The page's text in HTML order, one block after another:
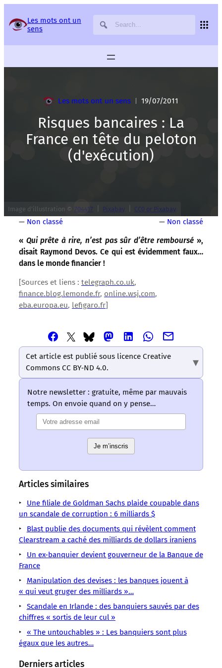
Les mots ont un
sens
Les mots ont un sens 19/07/2011
Risques bancaires : La
France en tête du peloton
(d'exécution)
Image d’illustration © 704417 Pixabay CC0 or Pixabay
— Non classé — Non classé
« Qui prête à rire, n’est pas sûr d’être remboursé »,
disait Raymond Devos. Ce qui est évidemment faux…
dans le monde financier !
[Sources et liens : telegraph.co.uk,
finance.blog.lemonde.fr, online.wsj.com,
eba.europa.eu, lefigaro.fr]
Partager
cet
article
via
Facebook
–
Les
mots
ont
LMOUS
–
Économie
Finance
« Qui
prête
à
Partager
cet
article
via
–
Les
mots
ont
–
n’est
pas
sûr
d’être
remboursé »,
Partager
cet
article
via
–
Les
mots
ont
un
sens
–
Raymond
Devos.
Ce
qui
est
Partager
cet
article
via
Mastodon
–
Les
mots
sens
LMOUS
dans
le
monde
financier
[Sources
Partager
cet
article
Linkedin
–
Les
mots
sens
LMOUS
liens
:
telegraph.co.uk,
finance.blog.lemonde.fr,
Partager
cet
article
Whatsapp
–
Les
mots
LMOUS
Partager
cet
article
Email
–
mots
LMOUS
Cet article est publié sous licence Creative
Commons CC BY‑ND 4.0.
Notre newsletter : gratuite, même par mauvais
temps. On envoie quand on y pense…
Je m’inscris
Articles similaires
Une filiale de Goldman Sachs plaide coupable dans
un scandale de corruption : 6 milliards $
Blast publie des documents qui révèlent comment
Clearstream a caché des milliards de dollars iraniens
Un ex-banquier devient gouverneur de la Banque de
France
Manipulation des devises : les banques jouent à
« qui veut gruger des milliards »…
Scandale en Irlande : des banquiers sauvés par des
chiffres « sortis de leur cul »
« The untouchables » : Les banquiers sont plus
égaux que les autres…
Derniers articles
Panneau de gestion des services